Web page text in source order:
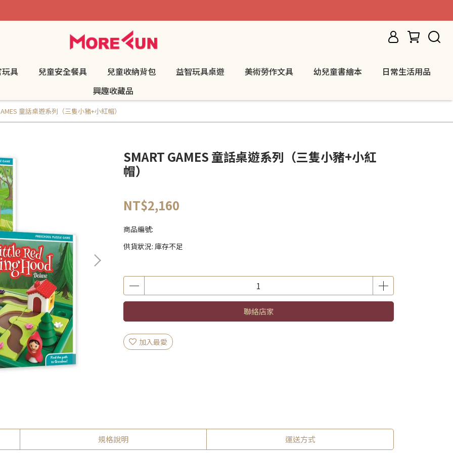
具 兒童安全餐具 兒童收納背包 益智玩具桌遊 美術勞作文具 幼兒童書繪本
日常生活用品
興趣收藏品
童話桌遊系列（三隻小豬+小紅帽）
SMART GAMES 童話桌遊系列（三隻小豬+小紅
帽）
NT$2,160
商品編號:
供貨狀況: 庫存不足
聯絡店家
加入最愛
規格說明 運送方式